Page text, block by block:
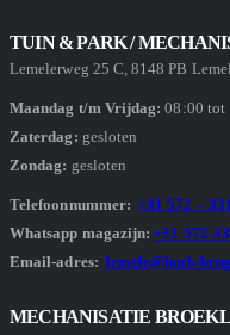
TUIN & PARK /
Lemelerweg 25 C, 8148 PB
Maandag t/m Vrijdag: 08:00 tot
Zaterdag: gesloten
Zondag: gesloten
Telefoonnummer:+31 572 –
Whatsapp magazijn:+31 572-
Email-adres: lemele@bmb-
MECHANISATIE